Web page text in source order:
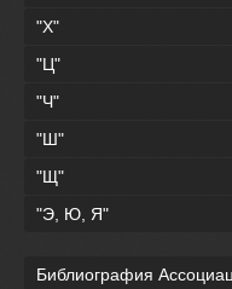
"Х"
"Ц"
"Ч"
"Ш"
"Щ"
"Э, Ю, Я"
Библиография